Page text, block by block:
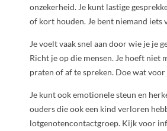
onzekerheid. Je kunt lastige
of kort houden. Je bent niemand iets
Je voelt vaak snel aan door wie je je
Richt je op die mensen. Je hoeft niet
praten of af te spreken. Doe wat
Je kunt ook emotionele steun en
ouders die ook een kind verloren
lotgenotencontactgroep. Kijk voor